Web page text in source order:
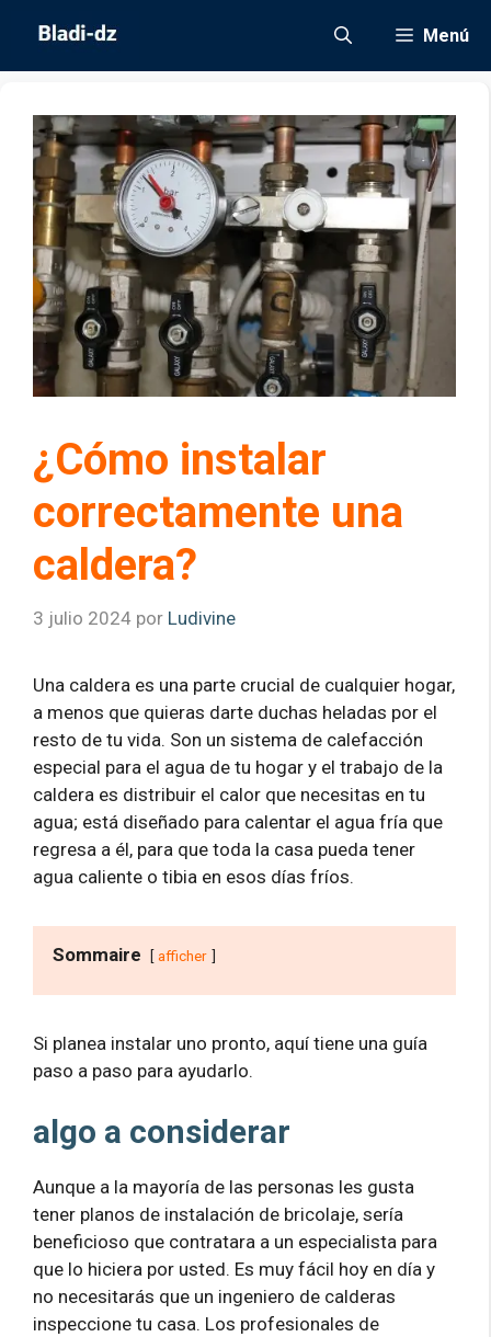
contenido
Menú
¿Cómo instalar
correctamente una
caldera?
3 julio 2024 por Ludivine
Una caldera es una parte crucial de cualquier hogar,
a menos que quieras darte duchas heladas por el
resto de tu vida. Son un sistema de calefacción
especial para el agua de tu hogar y el trabajo de la
caldera es distribuir el calor que necesitas en tu
agua; está diseñado para calentar el agua fría que
regresa a él, para que toda la casa pueda tener
agua caliente o tibia en esos días fríos.
Sommaire afficher
Si planea instalar uno pronto, aquí tiene una guía
paso a paso para ayudarlo.
algo a considerar
Aunque a la mayoría de las personas les gusta
tener planos de instalación de bricolaje, sería
beneficioso que contratara a un especialista para
que lo hiciera por usted. Es muy fácil hoy en día y
no necesitarás que un ingeniero de calderas
inspeccione tu casa. Los profesionales de